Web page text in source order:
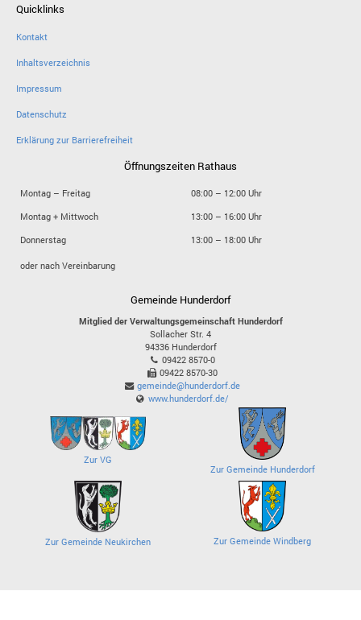
Quicklinks
Kontakt
Inhaltsverzeichnis
Impressum
Datenschutz
Erklärung zur Barrierefreiheit
Öffnungszeiten Rathaus
Montag – Freitag
08:00 – 12:00 Uhr
Montag + Mittwoch
13:00 – 16:00 Uhr
Donnerstag
13:00 – 18:00 Uhr
oder nach Vereinbarung
Gemeinde Hunderdorf
Mitglied der Verwaltungsgemeinschaft Hunderdorf
Sollacher Str. 4
94336 Hunderdorf
09422 8570-0
09422 8570-30
gemeinde@hunderdorf.de
www.hunderdorf.de/
Zur VG
Zur Gemeinde Hunderdorf
Zur Gemeinde Neukirchen Zur Gemeinde Windberg